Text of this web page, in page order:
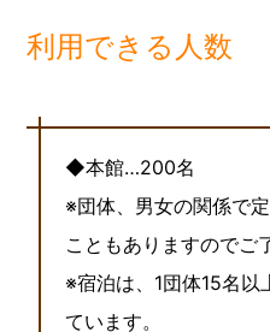
利用できる人数
◆本館…200名
※団体、男女の関係で
こともありますのでご
※宿泊は、1団体15名以
ています。